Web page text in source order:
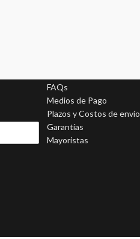
FAQs
Medios de Pago
Plazos y Costos de envío
Garantías
Mayoristas